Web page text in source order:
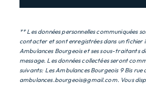
** Les données personnelles communiquées
contacter et sont enregistrées dans un fichier
Ambulances Bourgeois et ses sous-traitants
message. Les données collectées seront
suivants: Les Ambulances Bourgeois 9 Bis
ambulances.bourgeois@gmail.com. Vous